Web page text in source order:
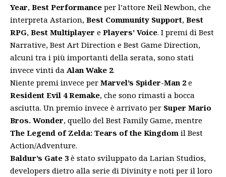
Year, Best Performance per l’attore Neil Newbon, che
interpreta Astarion, Best Community Support, Best
RPG, Best Multiplayer e Players’ Voice. I premi di Best
Narrative, Best Art Direction e Best Game Direction,
alcuni tra i più importanti della serata, sono stati
invece vinti da Alan Wake 2.
Niente premi invece per Marvel’s Spider-Man 2 e
Resident Evil 4 Remake, che sono rimasti a bocca
asciutta. Un premio invece è arrivato per Super Mario
Bros. Wonder, quello del Best Family Game, mentre
The Legend of Zelda: Tears of the Kingdom il Best
Action/Adventure.
Baldur’s Gate 3 è stato sviluppato da Larian Studios,
developers dietro alla serie di Divinity e noti per il loro